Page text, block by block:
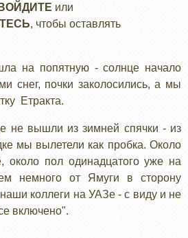
ВОЙДИТЕ или
, чтобы оставлять
на попятную - солнце начало
снег, почки заколосились, а мы
Етракта.
не вышли из зимней спячки - из
мы вылетели как пробка. Около
около пол одинадцатого уже на
немного от Ямуги в сторону
коллеги на УАЗе - с виду и не
включено".